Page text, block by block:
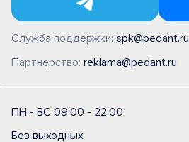
Служба поддержки: spk@pedant.ru
Партнерство: reklama@pedant.ru
ПН - ВС 09:00 - 22:00
Без выходных